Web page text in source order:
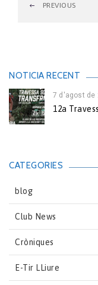
PREVIOUS
NOTICIA RECENT
7 d'agost de
12a
CATEGORIES
blog
Club News
Cròniques
E-Tir LLiure